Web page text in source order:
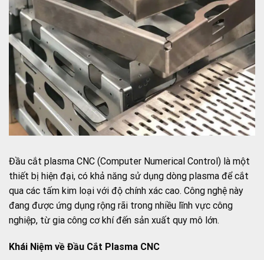
Đầu cắt plasma CNC (Computer Numerical Control) là một
thiết bị hiện đại, có khả năng sử dụng dòng plasma để cắt
qua các tấm kim loại với độ chính xác cao. Công nghệ này
đang được ứng dụng rộng rãi trong nhiều lĩnh vực công
nghiệp, từ gia công cơ khí đến sản xuất quy mô lớn.
Khái Niệm về Đầu Cắt Plasma CNC